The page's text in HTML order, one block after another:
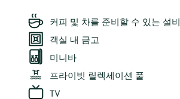
커피 및 차를 준비할 수 있는 설비
객실 내 금고
미니바
프라이빗 릴렉세이션 풀
TV